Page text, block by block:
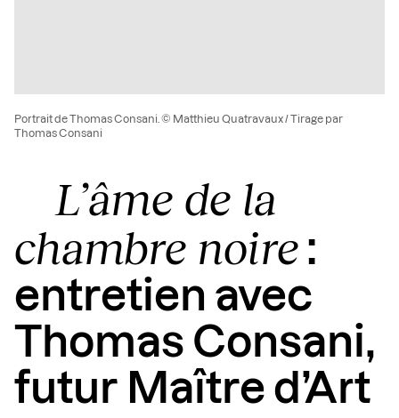
L’âme de la
chambre noire :
entretien avec
Thomas Consani,
futur Maître d’Art
Portrait de Thomas Consani. © Matthieu Quatravaux / Tirage par
Thomas Consani